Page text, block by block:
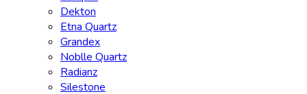
Dekton
Etna Quartz
Grandex
Noblle Quartz
Radianz
Silestone